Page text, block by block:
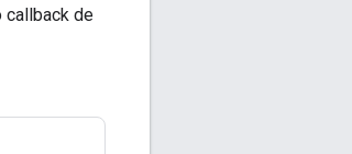
callback de